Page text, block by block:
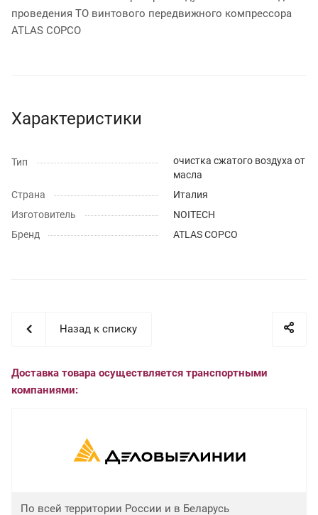
проведения ТО винтового передвижного компрессора
ATLAS COPCO
Характеристики
Тип
очистка сжатого воздуха от
масла
Страна
Италия
Изготовитель
NOITECH
Бренд
ATLAS COPCO
Назад к списку
Доставка товара осуществляется транспортными
компаниями:
По всей территории России и в Беларусь